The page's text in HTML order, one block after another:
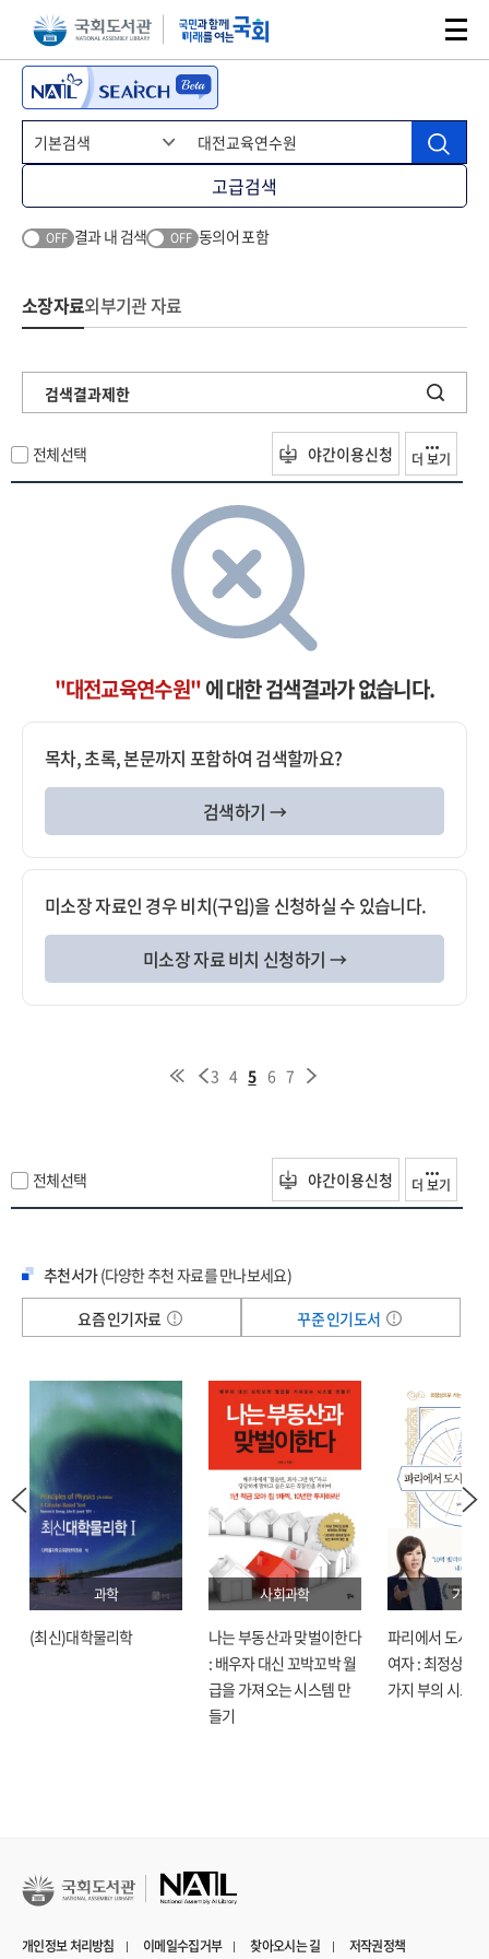
본문 바로가기주메뉴 바로가기
고급검색
OFF 결과 내 검색 OFF 동의어 포함
소장자료외부기관 자료
검색결과제한
전체선택 야간이용신청 더 보기
"대전교육연수원"에 대한 검색결과가 없습니다.
목차, 초록, 본문까지 포함하여 검색할까요?
검색하기 →
미소장 자료인 경우 비치(구입)을 신청하실 수 있습니다.
미소장 자료 비치 신청하기 →
3 4 5 6 7
전체선택 야간이용신청 더 보기
추천서가(다양한 추천 자료를 만나보세요)
요즘 인기자료
꾸준 인기도서
과학
(최신)대학물리학
사회과학
나는 부동산과 맞벌이한다
: 배우자 대신 꼬박꼬박 월
급을 가져오는 시스템 만
들기
기술
파리에서 도시락
여자 : 최정상으
가지 부의 시크릿
개인정보 처리방침 이메일수집거부 찾아오시는 길 저작권정책